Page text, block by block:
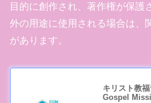
目的に創作され、著作権が保護
外の用途に使用される場合は、
があります。
キリスト教
Gospel